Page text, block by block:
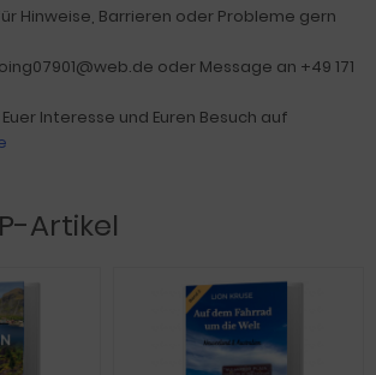
Hinweise, Barrieren oder Probleme gern
oder Message an +49 171
Interesse und Euren Besuch auf
Artikel